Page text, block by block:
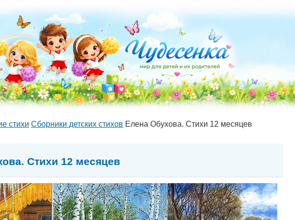
стихи Сборники детских стихов Елена Обухова. Стихи 12 месяцев
Стихи 12 месяцев